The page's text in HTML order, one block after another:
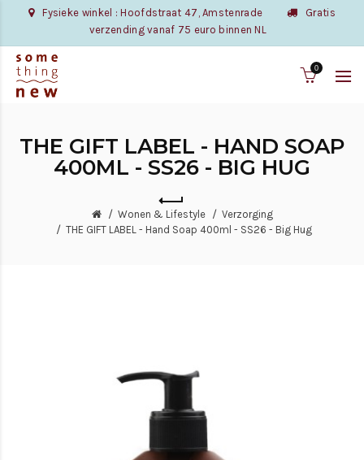
Fysieke winkel : Hoofdstraat 47, Amstenrade
Gratis
verzending vanaf 75 euro binnen NL
0
THE GIFT LABEL - HAND SOAP
400ML - SS26 - BIG HUG
Wonen & Lifestyle
Verzorging
THE GIFT LABEL - Hand Soap 400ml - SS26 - Big Hug